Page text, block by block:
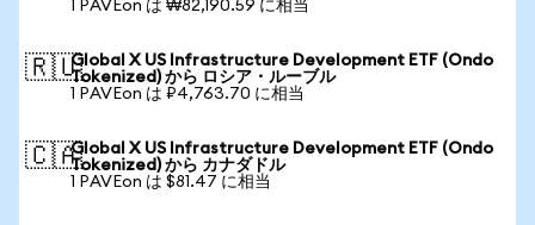
1 PAVEon は ₩82,190.59 に相当
🇷🇺Global X US Infrastructure Development ETF (Ondo
Tokenized) から ロシア・ルーブル
1 PAVEon は ₽4,763.70 に相当
🇨🇦Global X US Infrastructure Development ETF (Ondo
Tokenized) から カナダドル
1 PAVEon は $81.47 に相当